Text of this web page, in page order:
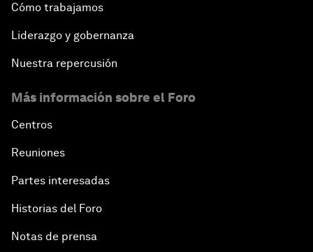
Cómo trabajamos
Liderazgo y gobernanza
Nuestra repercusión
Más información sobre el Foro
Centros
Reuniones
Partes interesadas
Historias del Foro
Notas de prensa